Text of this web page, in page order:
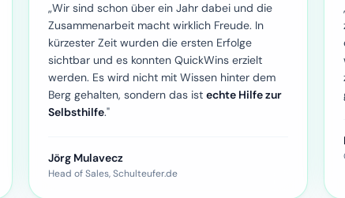
„Wir sind schon über ein Jahr dabei und die
Zusammenarbeit macht wirklich Freude. In
kürzester Zeit wurden die ersten Erfolge
sichtbar und es konnten QuickWins erzielt
werden. Es wird nicht mit Wissen hinter dem
Berg gehalten, sondern das ist echte Hilfe zur
Selbsthilfe."
Jörg Mulavecz
Head of Sales, Schulteufer.de